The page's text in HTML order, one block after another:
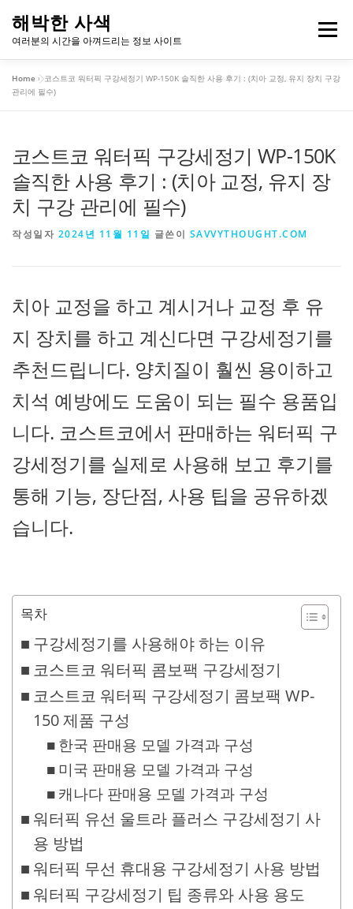
로
해박한 사색
여러분의 시간을 아껴드리는 정보 사이트
메뉴
개인정보처리방침
Home »코스트코 워터픽 구강세정기 WP-150K 솔직한 사용 후기 : (치아 교정, 유지 장치 구강
관리에 필수)
코스트코 워터픽 구강세정기 WP-150K
솔직한 사용 후기 : (치아 교정, 유지 장
치 구강 관리에 필수)
작성일자 2024년 11월 11일 글쓴이 SAVVYTHOUGHT.COM
치아 교정을 하고 계시거나 교정 후 유
지 장치를 하고 계신다면 구강세정기를
추천드립니다. 양치질이 훨씬 용이하고
치석 예방에도 도움이 되는 필수 용품입
니다. 코스트코에서 판매하는 워터픽 구
강세정기를 실제로 사용해 보고 후기를
통해 기능, 장단점, 사용 팁을 공유하겠
습니다.
목차
구강세정기를 사용해야 하는 이유
코스트코 워터픽 콤보팩 구강세정기
코스트코 워터픽 구강세정기 콤보팩 WP-
150 제품 구성
한국 판매용 모델 가격과 구성
미국 판매용 모델 가격과 구성
캐나다 판매용 모델 가격과 구성
워터픽 유선 울트라 플러스 구강세정기 사
용 방법
워터픽 무선 휴대용 구강세정기 사용 방법
워터픽 구강세정기 팁 종류와 사용 용도